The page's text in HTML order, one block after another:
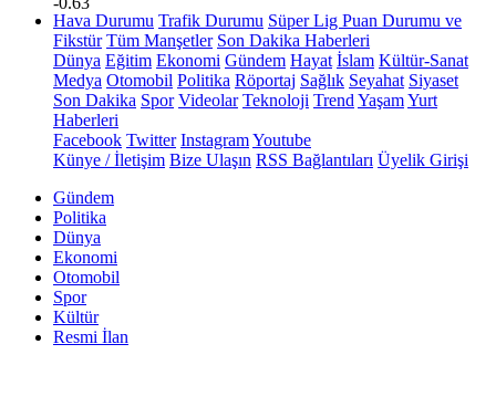
Hava Durumu Trafik Durumu Süper Lig Puan Durumu ve
Fikstür Tüm Manşetler Son Dakika Haberleri
Dünya Eğitim Ekonomi Gündem Hayat İslam Kültür-Sanat
Medya Otomobil Politika Röportaj Sağlık Seyahat Siyaset
Son Dakika Spor Videolar Teknoloji Trend YaşamYurt
Haberleri
Facebook Twitter InstagramYoutube
Künye / İletişim Bize Ulaşın RSS Bağlantıları Üyelik Girişi
Gündem
Politika
Dünya
Ekonomi
Otomobil
Spor
Kültür
Resmi İlan